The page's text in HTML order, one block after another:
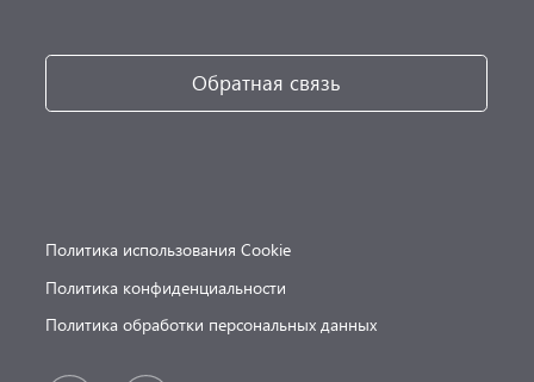
Обратная связь
Политика использования Cookie
Политика конфиденциальности
Политика обработки персональных данных